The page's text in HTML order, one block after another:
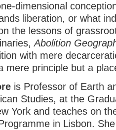
dimensional
liberation, or what
the lessons of
Abolition
with mere
mere principle but a
is Professor of Earth
Studies, at the
York and teaches on
in Lisbon.